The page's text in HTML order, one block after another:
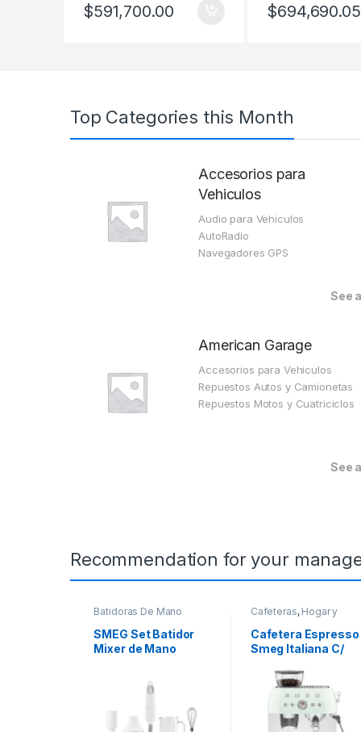
$591,700.00 $694,690.05
Top Categories this Month
Accesorios para
Vehiculos
Audio para Vehiculos
AutoRadio
Navegadores GPS
See
American Garage
Accesorios para Vehiculos
Repuestos Autos y Camionetas
Repuestos Motos y Cuatriciclos
See
Recommendation for your
Batidoras De Mano
SMEG Set Batidor
Mixer de Mano
Cafeteras, Hogar y
Cafetera Espresso
Smeg Italiana C/
Verde